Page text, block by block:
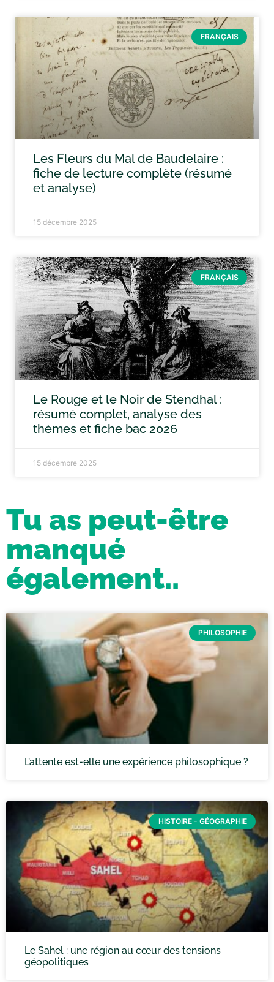
FRANÇAIS
Les Fleurs du Mal de Baudelaire :
fiche de lecture complète (résumé
et analyse)
15 décembre 2025
FRANÇAIS
Le Rouge et le Noir de Stendhal :
résumé complet, analyse des
thèmes et fiche bac 2026
15 décembre 2025
Tu as peut-être
manqué
également..
PHILOSOPHIE
L’attente est-elle une expérience philosophique ?
HISTOIRE - GÉOGRAPHIE
Le Sahel : une région au cœur des tensions
géopolitiques